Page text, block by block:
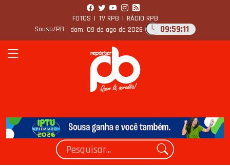
FOTOS | TV RPB | RÁDIO RPB
Sousa/PB - dom, 09 de ago de 2026 09:59:12